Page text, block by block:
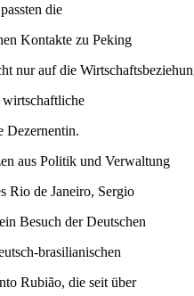
die
Kontakte zu Peking
nur auf die
wirtschaftliche
Dezernentin.
aus Politik und Verwaltung
Rio de Janeiro, Sergio
Besuch der Deutschen
brasilianischen
Rubião, die seit über